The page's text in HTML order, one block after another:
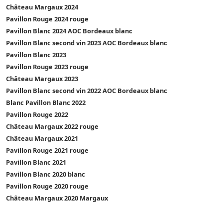
Château Margaux 2024
Pavillon Rouge 2024 rouge
Pavillon Blanc 2024 AOC Bordeaux blanc
Pavillon Blanc second vin 2023 AOC Bordeaux blanc
Pavillon Blanc 2023
Pavillon Rouge 2023 rouge
Château Margaux 2023
Pavillon Blanc second vin 2022 AOC Bordeaux blanc
Blanc Pavillon Blanc 2022
Pavillon Rouge 2022
Château Margaux 2022 rouge
Château Margaux 2021
Pavillon Rouge 2021 rouge
Pavillon Blanc 2021
Pavillon Blanc 2020 blanc
Pavillon Rouge 2020 rouge
Château Margaux 2020 Margaux